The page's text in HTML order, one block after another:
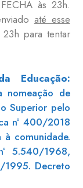
às 23h.
até esse
23h para tentar
Educação:
nomeação de
Superior pelo
nº 400/2018
à comunidade.
5.540/1968,
1995. Decreto